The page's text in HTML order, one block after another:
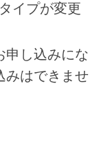
イプが変更
申し込みにな
みはできませ